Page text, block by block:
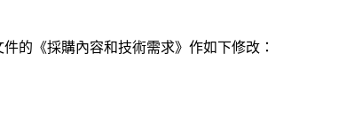
的《採購內容和技術需求》作如下修改：